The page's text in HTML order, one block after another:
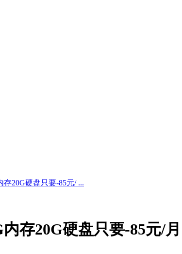
20G硬盘只要-85元/ ...
存20G硬盘只要-85元/月